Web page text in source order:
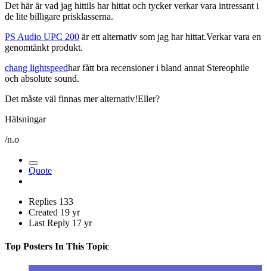
Det här är vad jag hittils har hittat och tycker verkar vara intressant i
de lite billigare prisklasserna.
PS Audio UPC 200 är ett alternativ som jag har hittat.Verkar vara en
genomtänkt produkt.
chang lightspeedhar fått bra recensioner i bland annat Stereophile
och absolute sound.
Det måste väl finnas mer alternativ!Eller?
Hälsningar
/n.o
Quote
Replies 133
Created 19 yr
Last Reply 17 yr
Top Posters In This Topic